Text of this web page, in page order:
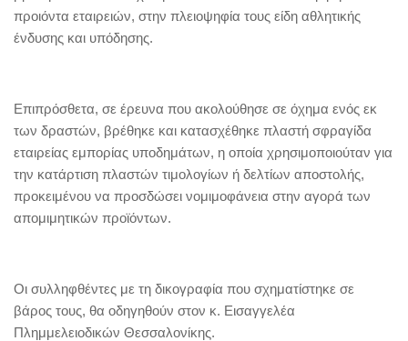
προιόντα εταιρειών, στην πλειοψηφία τους είδη αθλητικής
ένδυσης και υπόδησης.
Επιπρόσθετα, σε έρευνα που ακολούθησε σε όχημα ενός εκ
των δραστών, βρέθηκε και κατασχέθηκε πλαστή σφραγίδα
εταιρείας εμπορίας υποδημάτων, η οποία χρησιμοποιούταν για
την κατάρτιση πλαστών τιμολογίων ή δελτίων αποστολής,
προκειμένου να προσδώσει νομιμοφάνεια στην αγορά των
απομιμητικών προϊόντων.
Οι συλληφθέντες με τη δικογραφία που σχηματίστηκε σε
βάρος τους, θα οδηγηθούν στον κ. Εισαγγελέα
Πλημμελειοδικών Θεσσαλονίκης.